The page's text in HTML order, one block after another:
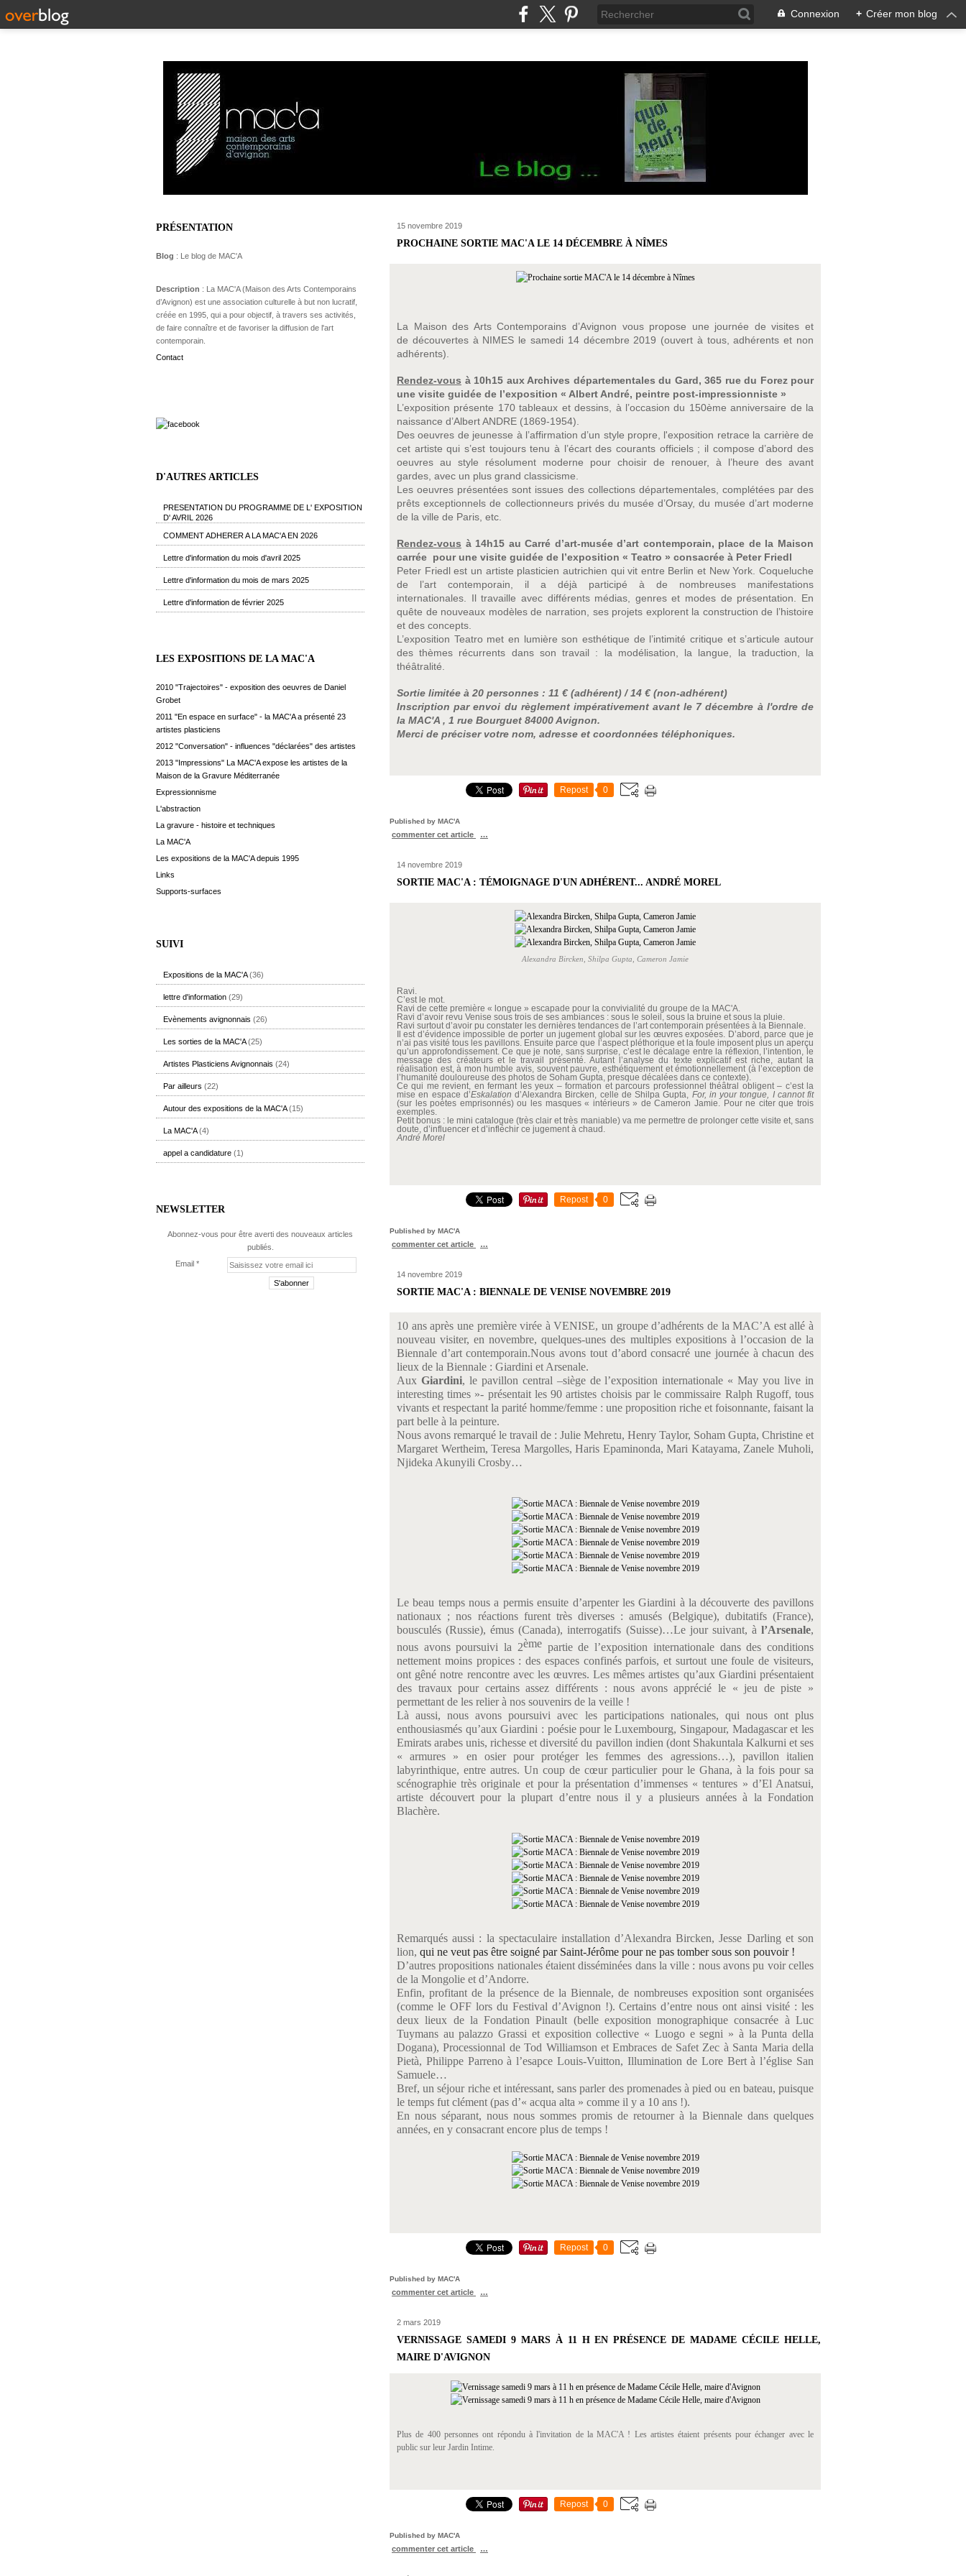
Connexion + Créer mon blog
PRÉSENTATION
Blog : Le blog de MAC'A
Description : La MAC'A (Maison des Arts Contemporains
d’Avignon) est une association culturelle à but non lucratif,
créée en 1995, qui a pour objectif, à travers ses activités,
de faire connaître et de favoriser la diffusion de l'art
contemporain.
Contact
D'AUTRES ARTICLES
PRESENTATION DU PROGRAMME DE L' EXPOSITION
D' AVRIL 2026
COMMENT ADHERER A LA MAC'A EN 2026
Lettre d'information du mois d'avril 2025
Lettre d'information du mois de mars 2025
Lettre d'information de février 2025
LES EXPOSITIONS DE LA MAC'A
2010 "Trajectoires" - exposition des oeuvres de Daniel
Grobet
2011 "En espace en surface" - la MAC'A a présenté 23
artistes plasticiens
2012 "Conversation" - influences "déclarées" des artistes
2013 "Impressions" La MAC'A expose les artistes de la
Maison de la Gravure Méditerranée
Expressionnisme
L'abstraction
La gravure - histoire et techniques
La MAC'A
Les expositions de la MAC'A depuis 1995
Links
Supports-surfaces
SUIVI
Expositions de la MAC'A(36)
lettre d'information (29)
Evènements avignonnais (26)
Les sorties de la MAC'A(25)
Artistes Plasticiens Avignonnais (24)
Par ailleurs (22)
Autour des expositions de la MAC'A(15)
La MAC'A(4)
appel a candidature (1)
NEWSLETTER
Abonnez-vous pour être averti des nouveaux articles
publiés.
Email
15 novembre 2019
PROCHAINE SORTIE MAC'A LE 14 DÉCEMBRE À NÎMES
La Maison des Arts Contemporains d’Avignon vous propose une journée de visites et
de découvertes à NIMES le samedi 14 décembre 2019 (ouvert à tous, adhérents et non
adhérents).
Rendez-vous à 10h15 aux Archives départementales du Gard, 365 rue du Forez pour
une visite guidée de l’exposition « Albert André, peintre post-impressionniste »
L’exposition présente 170 tableaux et dessins, à l’occasion du 150ème anniversaire de la
naissance d’Albert ANDRE (1869-1954).
Des oeuvres de jeunesse à l’affirmation d’un style propre, l'exposition retrace la carrière de
cet artiste qui s’est toujours tenu à l’écart des courants officiels ; il compose d’abord des
oeuvres au style résolument moderne pour choisir de renouer, à l’heure des avant
gardes, avec un plus grand classicisme.
Les oeuvres présentées sont issues des collections départementales, complétées par des
prêts exceptionnels de collectionneurs privés du musée d’Orsay, du musée d’art moderne
de la ville de Paris, etc.
Rendez-vous à 14h15 au Carré d’art-musée d’art contemporain, place de la Maison
carrée pour une visite guidée de l’exposition « Teatro » consacrée à Peter Friedl
Peter Friedl est un artiste plasticien autrichien qui vit entre Berlin et New York. Coqueluche
de l’art contemporain, il a déjà participé à de nombreuses manifestations
internationales. Il travaille avec différents médias, genres et modes de présentation. En
quête de nouveaux modèles de narration, ses projets explorent la construction de l’histoire
et des concepts.
L’exposition Teatro met en lumière son esthétique de l’intimité critique et s’articule autour
des thèmes récurrents dans son travail : la modélisation, la langue, la traduction, la
théâtralité.
Sortie limitée à 20 personnes : 11 € (adhérent) / 14 € (non-adhérent)
Inscription par envoi du règlement impérativement avant le 7 décembre à l'ordre de
la MAC'A , 1 rue Bourguet 84000 Avignon.
Merci de préciser votre nom, adresse et coordonnées téléphoniques.
Repost 0
Published by MAC'A
commenter cet article …
14 novembre 2019
SORTIE MAC'A : TÉMOIGNAGE D'UN ADHÉRENT... ANDRÉ MOREL
Alexandra Bircken, Shilpa Gupta, Cameron Jamie
Ravi.
C’est le mot.
Ravi de cette première « longue » escapade pour la convivialité du groupe de la MAC'A.
Ravi d’avoir revu Venise sous trois de ses ambiances : sous le soleil, sous la bruine et sous la pluie.
Ravi surtout d’avoir pu constater les dernières tendances de l’art contemporain présentées à la Biennale.
Il est d’évidence impossible de porter un jugement global sur les œuvres exposées. D’abord, parce que je
n’ai pas visité tous les pavillons. Ensuite parce que l’aspect pléthorique et la foule imposent plus un aperçu
qu’un approfondissement. Ce que je note, sans surprise, c’est le décalage entre la réflexion, l’intention, le
message des créateurs et le travail présenté. Autant l’analyse du texte explicatif est riche, autant la
réalisation est, à mon humble avis, souvent pauvre, esthétiquement et émotionnellement (à l’exception de
l’humanité douloureuse des photos de Soham Gupta, presque décalées dans ce contexte).
Ce qui me revient, en fermant les yeux – formation et parcours professionnel théâtral obligent – c’est la
mise en espace d’Eskalation d’Alexandra Bircken, celle de Shilpa Gupta, For, in your tongue, I cannot fit
(sur les poètes emprisonnés) ou les masques « intérieurs » de Cameron Jamie. Pour ne citer que trois
exemples.
Petit bonus : le mini catalogue (très clair et très maniable) va me permettre de prolonger cette visite et, sans
doute, d’influencer et d’infléchir ce jugement à chaud.
André Morel
Repost 0
Published by MAC'A
commenter cet article …
14 novembre 2019
SORTIE MAC'A : BIENNALE DE VENISE NOVEMBRE 2019
10 ans après une première virée à VENISE, un groupe d’adhérents de la MAC’A est allé à
nouveau visiter, en novembre, quelques-unes des multiples expositions à l’occasion de la
Biennale d’art contemporain.Nous avons tout d’abord consacré une journée à chacun des
lieux de la Biennale : Giardini et Arsenale.
Aux Giardini, le pavillon central –siège de l’exposition internationale « May you live in
interesting times »- présentait les 90 artistes choisis par le commissaire Ralph Rugoff, tous
vivants et respectant la parité homme/femme : une proposition riche et foisonnante, faisant la
part belle à la peinture.
Nous avons remarqué le travail de : Julie Mehretu, Henry Taylor, Soham Gupta, Christine et
Margaret Wertheim, Teresa Margolles, Haris Epaminonda, Mari Katayama, Zanele Muholi,
Njideka Akunyili Crosby…
Le beau temps nous a permis ensuite d’arpenter les Giardini à la découverte des pavillons
nationaux ; nos réactions furent très diverses : amusés (Belgique), dubitatifs (France),
bousculés (Russie), émus (Canada), interrogatifs (Suisse)…Le jour suivant, àl’Arsenale,
nous avons poursuivi la 2èmepartie de l’exposition internationale dans des conditions
nettement moins propices : des espaces confinés parfois, et surtout une foule de visiteurs,
ont gêné notre rencontre avec les œuvres. Les mêmes artistes qu’aux Giardini présentaient
des travaux pour certains assez différents : nous avons apprécié le « jeu de piste »
permettant de les relier à nos souvenirs de la veille !
Là aussi, nous avons poursuivi avec les participations nationales, qui nous ont plus
enthousiasmés qu’aux Giardini : poésie pour le Luxembourg, Singapour, Madagascar et les
Emirats arabes unis, richesse et diversité du pavillon indien (dont Shakuntala Kalkurni et ses
« armures » en osier pour protéger les femmes des agressions…), pavillon italien
labyrinthique, entre autres. Un coup de cœur particulier pour le Ghana, à la fois pour sa
scénographie très originale et pour la présentation d’immenses « tentures » d’El Anatsui,
artiste découvert pour la plupart d’entre nous il y a plusieurs années à la Fondation
Blachère.
Remarqués aussi : la spectaculaire installation d’Alexandra Bircken, Jesse Darling et son
lion, qui ne veut pas être soigné par Saint-Jérôme pour ne pas tomber sous son pouvoir !
D’autres propositions nationales étaient disséminées dans la ville : nous avons pu voir celles
de la Mongolie et d’Andorre.
Enfin, profitant de la présence de la Biennale, de nombreuses exposition sont organisées
(comme le OFF lors du Festival d’Avignon !). Certains d’entre nous ont ainsi visité : les
deux lieux de la Fondation Pinault (belle exposition monographique consacrée à Luc
Tuymans au palazzo Grassi et exposition collective « Luogo e segni » à la Punta della
Dogana), Processionnal de Tod Williamson et Embraces de Safet Zec à Santa Maria della
Pietà, Philippe Parreno à l’esapce Louis-Vuitton, Illumination de Lore Bert à l’église San
Samuele…
Bref, un séjour riche et intéressant, sans parler des promenades à pied ou en bateau, puisque
le temps fut clément (pas d’« acqua alta » comme il y a 10 ans !).
En nous séparant, nous nous sommes promis de retourner à la Biennale dans quelques
années, en y consacrant encore plus de temps !
Repost 0
Published by MAC'A
commenter cet article …
2 mars 2019
VERNISSAGE SAMEDI 9 MARS À 11 H EN PRÉSENCE DE MADAME CÉCILE HELLE,
MAIRE D'AVIGNON
Plus de 400 personnes ont répondu à l'invitation de la MAC'A ! Les artistes étaient présents pour échanger avec le
public sur leur Jardin Intime.
Repost 0
Published by MAC'A
commenter cet article …